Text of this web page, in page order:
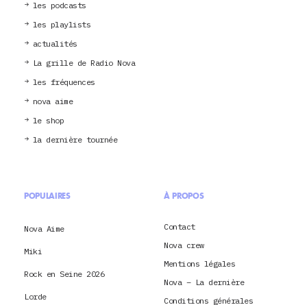
les podcasts
les playlists
actualités
La grille de Radio Nova
les fréquences
nova aime
le shop
la dernière tournée
POPULAIRES
Nova Aime
Miki
Rock en Seine 2026
Lorde
À PROPOS
Contact
Nova crew
Mentions légales
Nova – La dernière
Conditions générales